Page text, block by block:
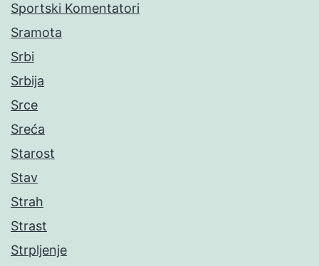
Sportski Komentatori
Sramota
Srbi
Srbija
Srce
Sreća
Starost
Stav
Strah
Strast
Strpljenje